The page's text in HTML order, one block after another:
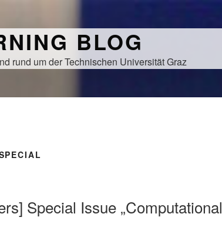
BLOG
rund um der Technischen Universität Graz
Special Issue „Computational